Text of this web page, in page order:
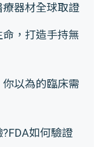
療器材全球取證
，打造手持無
以為的臨床需
如何驗證